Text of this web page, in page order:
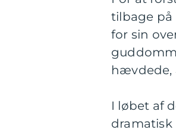
tilbage
for sin
hævdede,
I løbet af
dramatisk